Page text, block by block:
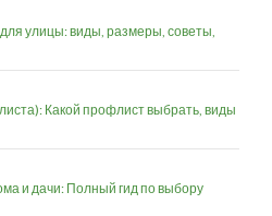
улицы: виды, размеры, советы,
Какой профлист выбрать, виды
и дачи: Полный гид по выбору